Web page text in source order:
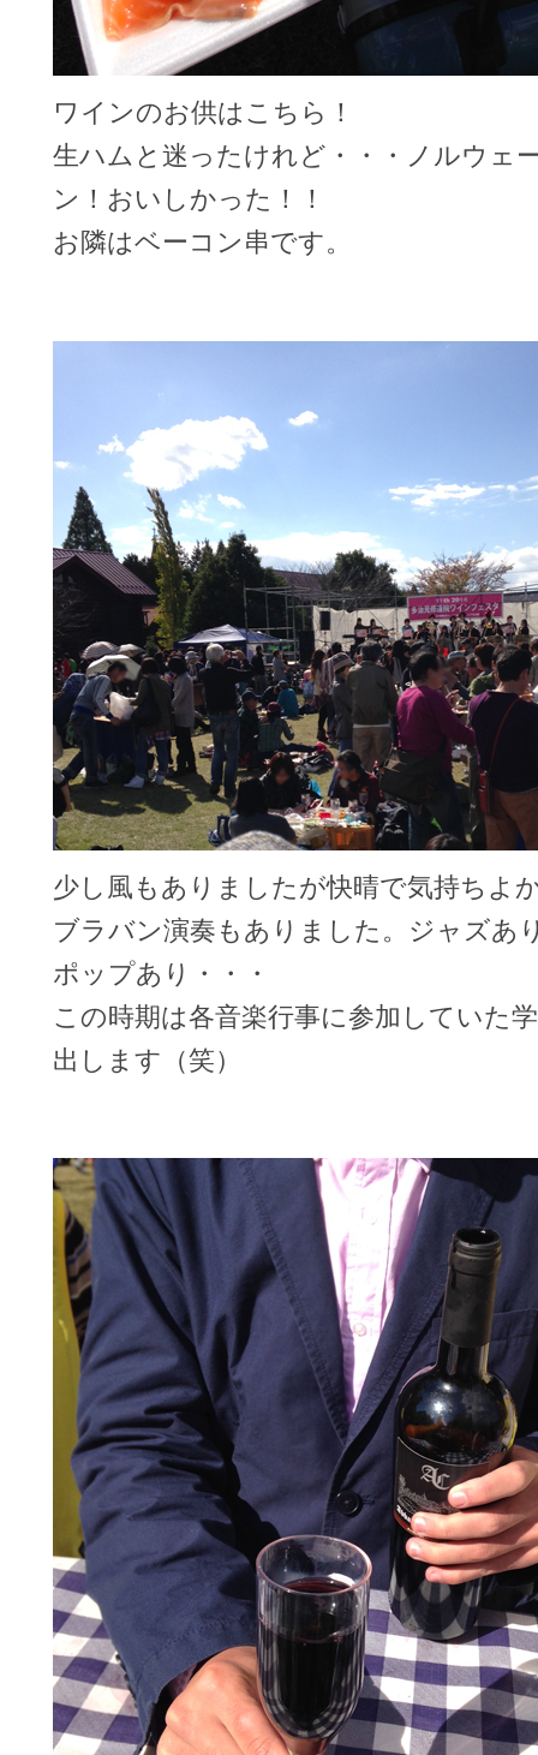
ワインのお供はこちら！
生ハムと迷ったけれど・・・ノルウェ
ン！おいしかった！！
お隣はベーコン串です。
少し風もありましたが快晴で気持ちよ
ブラバン演奏もありました。ジャズあ
ポップあり・・・
この時期は各音楽行事に参加していた
出します（笑）